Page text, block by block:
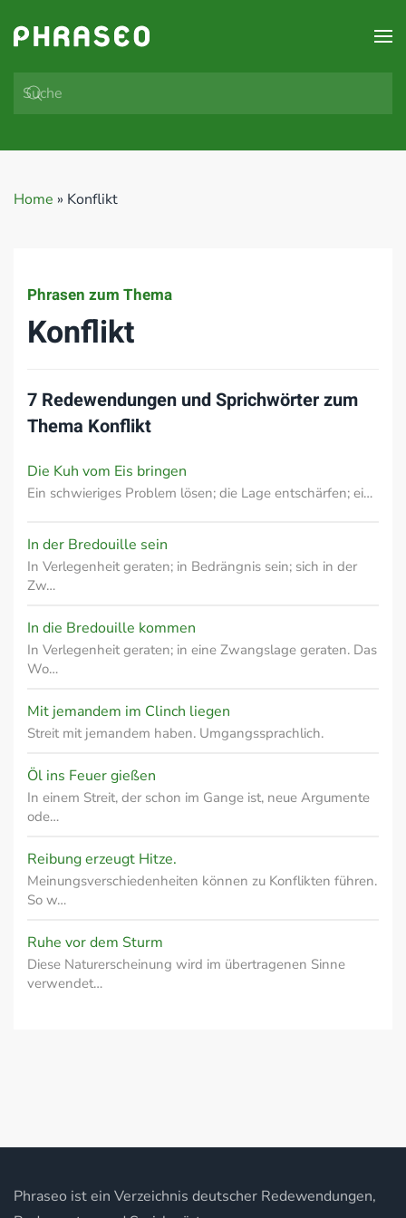
Zum Hauptinhalt springen
Home » Konflikt
Phrasen zum Thema
Konflikt
7 Redewendungen und Sprichwörter zum
Thema Konflikt
Die Kuh vom Eis bringen
Ein schwieriges Problem lösen; die Lage entschärfen; ei…
In der Bredouille sein
In Verlegenheit geraten; in Bedrängnis sein; sich in der
Zw…
In die Bredouille kommen
In Verlegenheit geraten; in eine Zwangslage geraten. Das
Wo…
Mit jemandem im Clinch liegen
Streit mit jemandem haben. Umgangssprachlich.
Öl ins Feuer gießen
In einem Streit, der schon im Gange ist, neue Argumente
ode…
Reibung erzeugt Hitze.
Meinungsverschiedenheiten können zu Konflikten führen.
So w…
Ruhe vor dem Sturm
Diese Naturerscheinung wird im übertragenen Sinne
verwendet…
Phraseo ist ein Verzeichnis deutscher Redewendungen,